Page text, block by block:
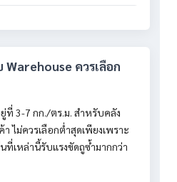
Warehouse ควรเลือก
ที่ 3-7 กก./ตร.ม. สำหรับคลัง
ไม่ควรเลือกต่ำสุดเพียงเพราะ
เหล่านี้รับแรงขัดถูซ้ำมากกว่า